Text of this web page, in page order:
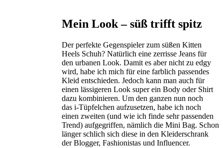
Mein Look – süß trifft spitz
Der perfekte Gegenspieler zum süßen Kitten
Heels Schuh? Natürlich eine zerrisse Jeans für
den urbanen Look. Damit es aber nicht zu edgy
wird, habe ich mich für eine farblich passendes
Kleid entschieden. Jedoch kann man auch für
einen lässigeren Look super ein Body oder Shirt
dazu kombinieren. Um den ganzen nun noch
das i-Tüpfelchen aufzusetzen, habe ich noch
einen zweiten (und wie ich finde sehr passenden
Trend) aufgegriffen, nämlich die Mini Bag. Schon
länger schlich sich diese in den Kleiderschrank
der Blogger, Fashionistas und Influencer.